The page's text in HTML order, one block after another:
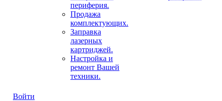
периферия.
Продажа
комплектующих.
Заправка
лазерных
картриджей.
Настройка и
ремонт Вашей
техники.
Войти